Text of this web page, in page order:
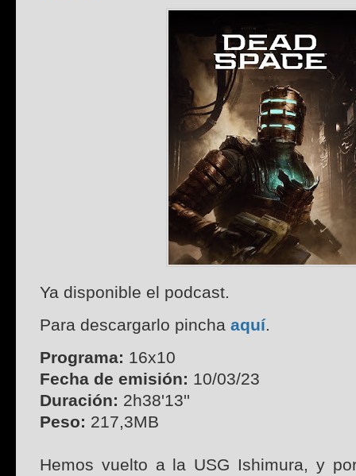
Ya disponible el podcast.
Para descargarlo pincha aquí.
Programa: 16x10
Fecha de emisión: 10/03/23
Duración: 2h38'13''
Peso: 217,3MB
Hemos vuelto a la USG Ishimura, y